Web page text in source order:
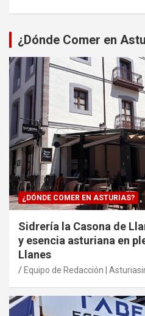
¿Dónde Comer en
¿DÓNDE COMER EN ASTURIAS?
Sidrería la Casona de
y esencia asturiana en
Llanes
Equipo de Redacción |